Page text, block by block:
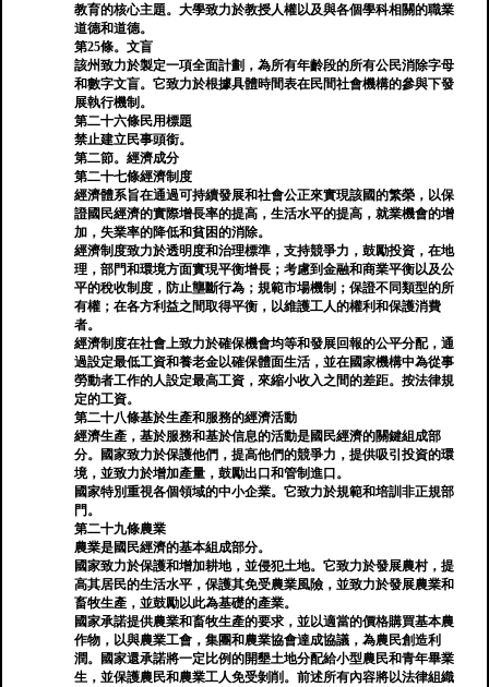
教育的核心主題。大學致力於教授人權以及與各個學科相關的職業
道德和道德。
第25條。文盲
該州致力於製定一項全面計劃，為所有年齡段的所有公民消除字母
和數字文盲。它致力於根據具體時間表在民間社會機構的參與下發
展執行機制。
第二十六條民用標題
禁止建立民事頭銜。
第二節。經濟成分
第二十七條經濟制度
經濟體系旨在通過可持續發展和社會公正來實現該國的繁榮，以保
證國民經濟的實際增長率的提高，生活水平的提高，就業機會的增
加，失業率的降低和貧困的消除。
經濟制度致力於透明度和治理標準，支持競爭力，鼓勵投資，在地
理，部門和環境方面實現平衡增長；考慮到金融和商業平衡以及公
平的稅收制度，防止壟斷行為；規範市場機制；保證不同類型的所
有權；在各方利益之間取得平衡，以維護工人的權利和保護消費
者。
經濟制度在社會上致力於確保機會均等和發展回報的公平分配，通
過設定最低工資和養老金以確保體面生活，並在國家機構中為從事
勞動者工作的人設定最高工資，來縮小收入之間的差距。按法律規
定的工資。
第二十八條基於生產和服務的經濟活動
經濟生產，基於服務和基於信息的活動是國民經濟的關鍵組成部
分。國家致力於保護他們，提高他們的競爭力，提供吸引投資的環
境，並致力於增加產量，鼓勵出口和管制進口。
國家特別重視各個領域的中小企業。它致力於規範和培訓非正規部
門。
第二十九條農業
農業是國民經濟的基本組成部分。
國家致力於保護和增加耕地，並侵犯土地。它致力於發展農村，提
高其居民的生活水平，保護其免受農業風險，並致力於發展農業和
畜牧生產，並鼓勵以此為基礎的產業。
國家承諾提供農業和畜牧生產的要求，並以適當的價格購買基本農
作物，以與農業工會，集團和農業協會達成協議，為農民創造利
潤。國家還承諾將一定比例的開墾土地分配給小型農民和青年畢業
生，並保護農民和農業工人免受剝削。前述所有內容將以法律組織